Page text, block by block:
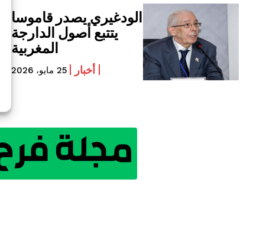
الودغيري يصدر قاموسا
يتتبع أصول الدارجة
المغربية
أخبار 25 مايو، 2026